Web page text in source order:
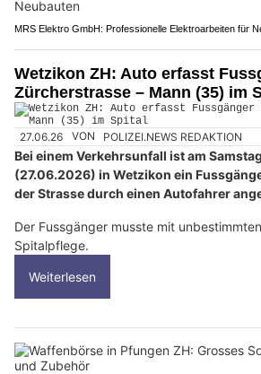
MRS Elektro GmbH: Professionelle Elektroarbeiten für
Wetzikon ZH: Auto erfasst
Zürcherstrasse – Mann (35) im
27.06.26 VON POLIZEI.NEWS REDAKTION
Bei einem Verkehrsunfall ist am
(27.06.2026) in Wetzikon ein
der Strasse durch einen Autofahrer
Der Fussgänger musste mit
Spitalpflege.
Weiterlesen